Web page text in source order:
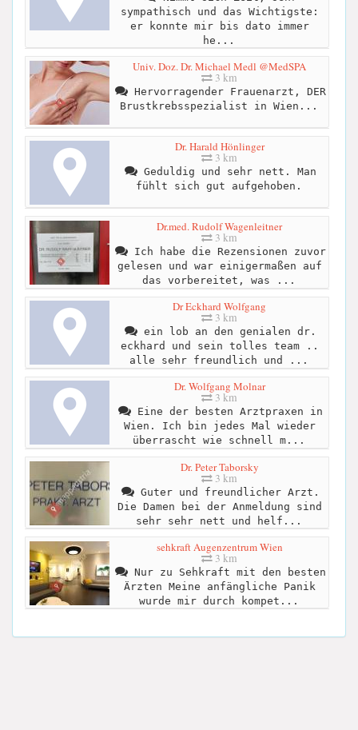
sympathisch und das Wichtigste:
er konnte mir bis dato immer
he...
Univ. Doz. Dr. Michael Medl @MedSPA
3 km
Hervorragender Frauenarzt, DER
Brustkrebsspezialist in Wien...
Dr. Harald Hönlinger
3 km
Geduldig und sehr nett. Man
fühlt sich gut aufgehoben.
Dr.med. Rudolf Wagenleitner
3 km
Ich habe die Rezensionen zuvor
gelesen und war einigermaßen auf
das vorbereitet, was ...
Dr Eckhard Wolfgang
3 km
ein lob an den genialen dr.
eckhard und sein tolles team ..
alle sehr freundlich und ...
Dr. Wolfgang Molnar
3 km
Eine der besten Arztpraxen in
Wien. Ich bin jedes Mal wieder
überrascht wie schnell m...
Dr. Peter Taborsky
3 km
Guter und freundlicher Arzt.
Die Damen bei der Anmeldung sind
sehr sehr nett und helf...
sehkraft Augenzentrum Wien
3 km
Nur zu Sehkraft mit den besten
Ärzten Meine anfängliche Panik
wurde mir durch kompet...